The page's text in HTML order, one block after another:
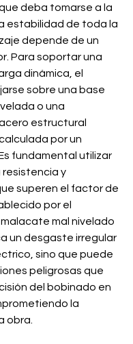
deba tomarse a la
estabilidad de toda la
depende de un
Para soportar una
dinámica, el
sobre una base
o una
estructural
por un
fundamental utilizar
y
superen el factor de
por el
mal nivelado
un desgaste irregular
sino que puede
peligrosas que
del bobinado en
la
obra.